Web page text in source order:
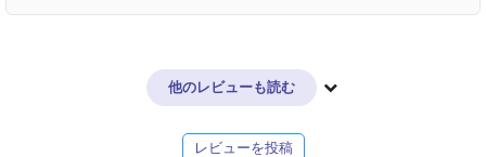
他のレビューも読む
レビューを投稿